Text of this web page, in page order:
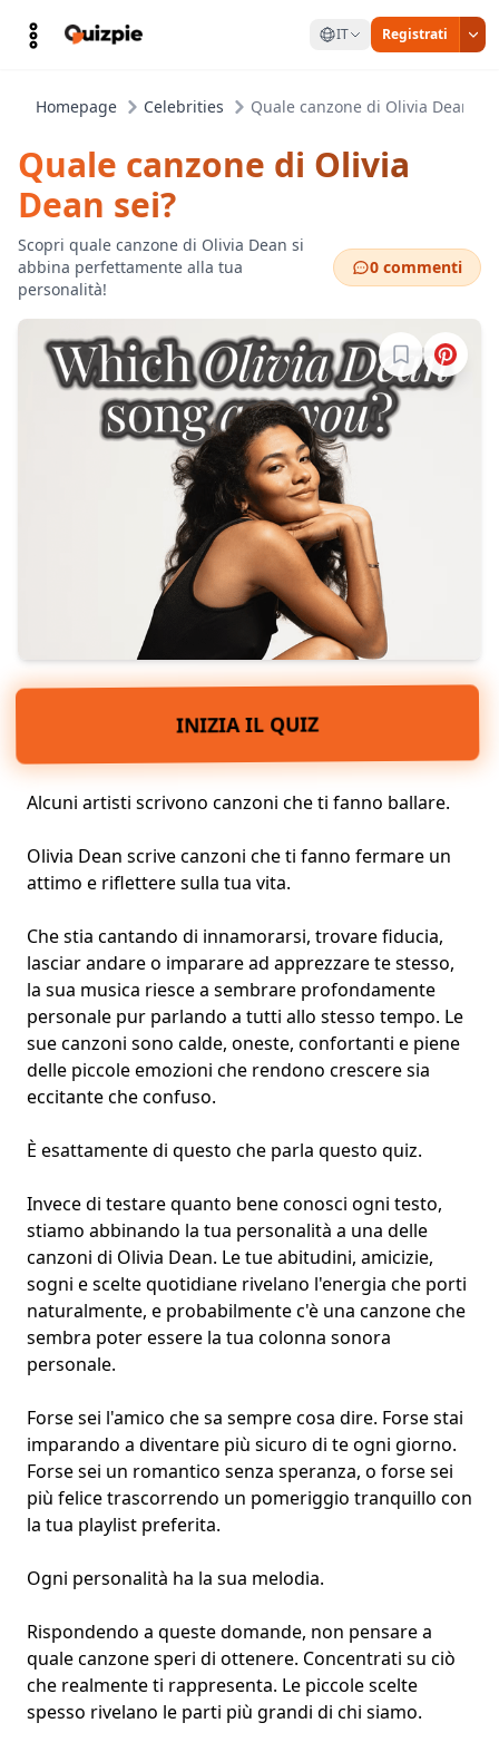
IT Registrati
Homepage Celebrities Quale canzone di Olivia Dean
Quale canzone di Olivia
Dean sei?
Scopri quale canzone di Olivia Dean si
abbina perfettamente alla tua
personalità!
0 commenti
Accedi per
INIZIA IL QUIZ
Alcuni artisti scrivono canzoni che ti fanno ballare.
Olivia Dean scrive canzoni che ti fanno fermare un
attimo e riflettere sulla tua vita.
Che stia cantando di innamorarsi, trovare fiducia,
lasciar andare o imparare ad apprezzare te stesso,
la sua musica riesce a sembrare profondamente
personale pur parlando a tutti allo stesso tempo. Le
sue canzoni sono calde, oneste, confortanti e piene
delle piccole emozioni che rendono crescere sia
eccitante che confuso.
È esattamente di questo che parla questo quiz.
Invece di testare quanto bene conosci ogni testo,
stiamo abbinando la tua personalità a una delle
canzoni di Olivia Dean. Le tue abitudini, amicizie,
sogni e scelte quotidiane rivelano l'energia che porti
naturalmente, e probabilmente c'è una canzone che
sembra poter essere la tua colonna sonora
personale.
Forse sei l'amico che sa sempre cosa dire. Forse stai
imparando a diventare più sicuro di te ogni giorno.
Forse sei un romantico senza speranza, o forse sei
più felice trascorrendo un pomeriggio tranquillo con
la tua playlist preferita.
Ogni personalità ha la sua melodia.
Rispondendo a queste domande, non pensare a
quale canzone speri di ottenere. Concentrati su ciò
che realmente ti rappresenta. Le piccole scelte
spesso rivelano le parti più grandi di chi siamo.